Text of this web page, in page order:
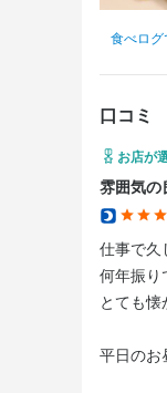
食べロ
口コミ
お店が
雰囲気の
仕事で久
何年振り
とても懐
平日のお